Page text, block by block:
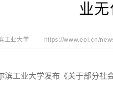
业
工业大学 https://www.eol.cn/
业大学发布《关于部分社会